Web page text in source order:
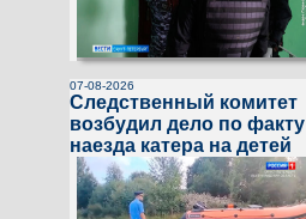
07-08-2026
Следственный комитет
возбудил дело по факту
наезда катера на детей